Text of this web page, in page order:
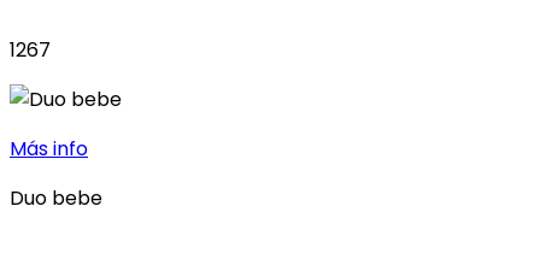
1267
Más info
Duo bebe